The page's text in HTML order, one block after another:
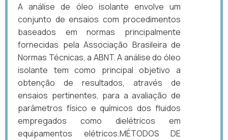
A análise de óleo isolante envolve um
conjunto de ensaios com procedimentos
baseados em normas principalmente
fornecidas pela Associação Brasileira de
Normas Técnicas, a ABNT. A análise do óleo
isolante tem como principal objetivo a
obtenção de resultados, através de
ensaios pertinentes, para a avaliação de
parâmetros físico e químicos dos fluidos
empregados como dielétricos em
equipamentos elétricos.MÉTODOS DE